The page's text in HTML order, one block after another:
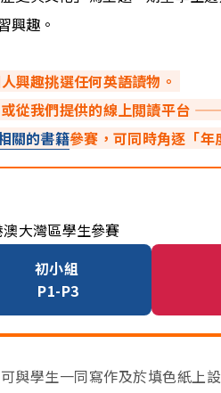
興趣。
興趣挑選任何英語讀物。
或從我們提供的線上閲讀平
關的書籍參賽，可同時角逐「年
大灣區學生參賽
初小組
P1-P3
與學生一同寫作及於填色紙上